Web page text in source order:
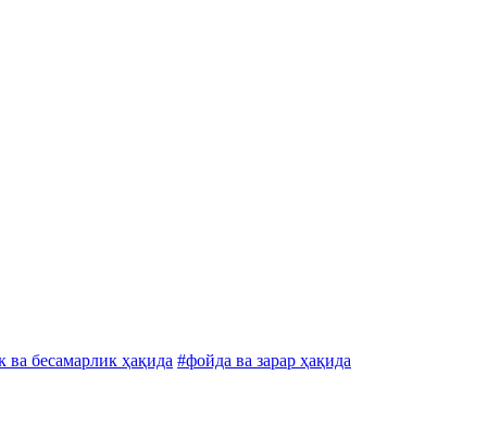
ва бесамарлик ҳақида #фойда ва зарар ҳақида